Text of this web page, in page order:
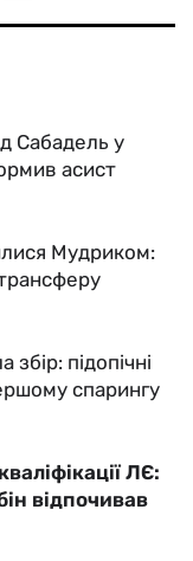
Сабадель у
асист
Мудриком:
підопічні
спарингу
ЛЄ:
відпочивав